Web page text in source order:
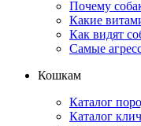
Почему
Какие
Как видят
Самые
Кошкам
Каталог
Каталог